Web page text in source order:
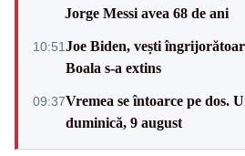
Jorge Messi avea 68 de ani
10:51Joe Biden, vești
Boala s-a extins
09:37Vremea se întoarce pe dos.
duminică, 9 august